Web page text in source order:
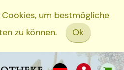
um bestmögliche
zu können.
Ok